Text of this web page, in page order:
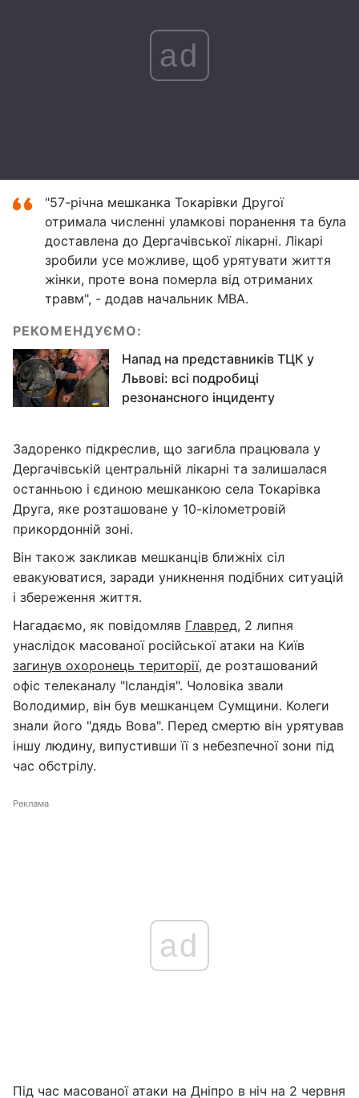
ad
"57-річна мешканка Токарівки Другої
отримала численні уламкові поранення та була
доставлена до Дергачівської лікарні. Лікарі
зробили усе можливе, щоб урятувати життя
жінки, проте вона померла від отриманих
травм", - додав начальник МВА.
РЕКОМЕНДУЄМО:
Напад на представників ТЦК у
Львові: всі подробиці
резонансного інциденту
Задоренко підкреслив, що загибла працювала у
Дергачівській центральній лікарні та залишалася
останньою і єдиною мешканкою села Токарівка
Друга, яке розташоване у 10-кілометровій
прикордонній зоні.
Він також закликав мешканців ближніх сіл
евакуюватися, заради уникнення подібних ситуацій
і збереження життя.
Нагадаємо, як повідомляв Главред, 2 липня
унаслідок масованої російської атаки на Київ
загинув охоронець території, де розташований
офіс телеканалу "Ісландія". Чоловіка звали
Володимир, він був мешканцем Сумщини. Колеги
знали його "дядь Вова". Перед смертю він урятував
іншу людину, випустивши її з небезпечної зони під
час обстрілу.
Реклама
ad
Під час масованої атаки на Дніпро в ніч на 2 червня